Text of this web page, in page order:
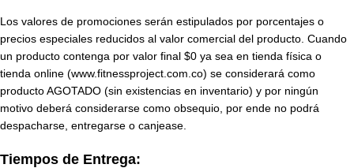
Los valores de promociones serán estipulados por porcentajes o
precios especiales reducidos al valor comercial del producto. Cuando
un producto contenga por valor final $0 ya sea en tienda física o
tienda online (www.fitnessproject.com.co) se considerará como
producto AGOTADO (sin existencias en inventario) y por ningún
motivo deberá considerarse como obsequio, por ende no podrá
despacharse, entregarse o canjease.
Tiempos de Entrega: